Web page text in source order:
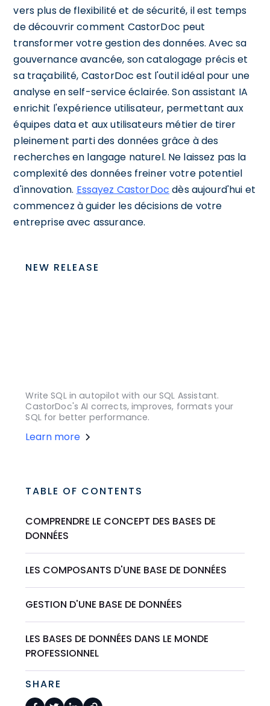
vers plus de flexibilité et de sécurité, il est temps
de découvrir comment CastorDoc peut
transformer votre gestion des données. Avec sa
gouvernance avancée, son catalogage précis et
sa traçabilité, CastorDoc est l'outil idéal pour une
analyse en self-service éclairée. Son assistant IA
enrichit l'expérience utilisateur, permettant aux
équipes data et aux utilisateurs métier de tirer
pleinement parti des données grâce à des
recherches en langage naturel. Ne laissez pas la
complexité des données freiner votre potentiel
d'innovation. Essayez CastorDoc dès aujourd'hui et
commencez à guider les décisions de votre
entreprise avec assurance.
NEW RELEASE
Write SQL in autopilot with our SQL Assistant.
CastorDoc's AI corrects, improves, formats your
SQL for better performance.
Learn more
TABLE OF CONTENTS
COMPRENDRE LE CONCEPT DES BASES DE
DONNÉES
LES COMPOSANTS D'UNE BASE DE DONNÉES
GESTION D'UNE BASE DE DONNÉES
LES BASES DE DONNÉES DANS LE MONDE
PROFESSIONNEL
SHARE